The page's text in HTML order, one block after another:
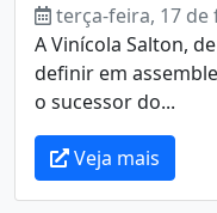
terça-feira, 17 de
A Vinícola Salton,
definir em
o sucessor do...
Veja mais